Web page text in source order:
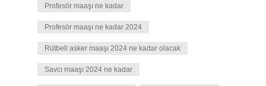
Profesör maaşı ne kadar
Profesör maaşı ne kadar 2024
Rütbeli asker maaşı 2024 ne kadar olacak
Savcı maaşı 2024 ne kadar